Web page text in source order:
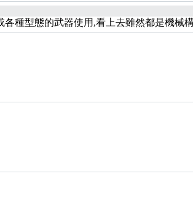
種型態的武器使用,看上去雖然都是機械